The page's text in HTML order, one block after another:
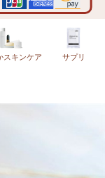
スキンケア サプリ